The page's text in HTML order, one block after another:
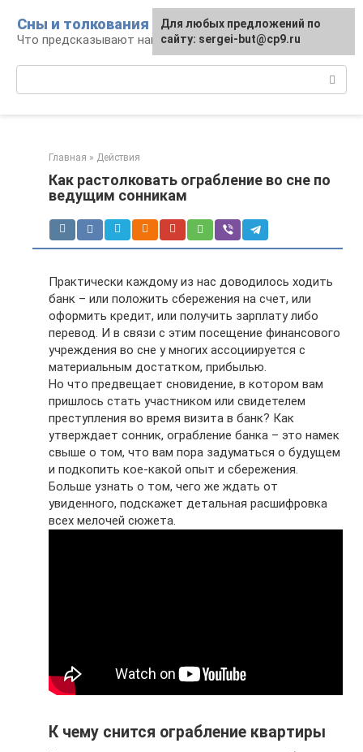
контенту
Сны и толкования
Что предсказывают нам наши сны
Главная » Действия
Как растолковать ограбление во сне по
ведущим сонникам
Практически каждому из нас доводилось ходить
банк – или положить сбережения на счет, или
оформить кредит, или получить зарплату либо
перевод. И в связи с этим посещение финансового
учреждения во сне у многих ассоциируется с
материальным достатком, прибылью.
Но что предвещает сновидение, в котором вам
пришлось стать участником или свидетелем
преступления во время визита в банк? Как
утверждает сонник, ограбление банка – это намек
свыше о том, что вам пора задуматься о будущем
и подкопить кое-какой опыт и сбережения.
Больше узнать о том, чего же ждать от
увиденного, подскажет детальная расшифровка
всех мелочей сюжета.
К чему снится ограбление квартиры
Для любых предложений по
сайту: sergei-but@cp9.ru